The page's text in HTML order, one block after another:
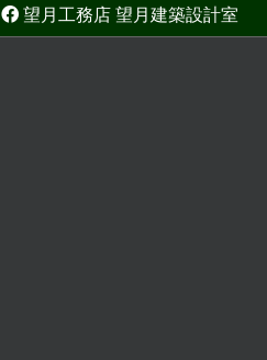
望月工務店 望月建築設計室